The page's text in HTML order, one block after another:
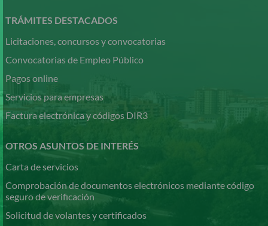
contenido
TRÁMITES DESTACADOS
Licitaciones, concursos y convocatorias
Convocatorias de Empleo Público
Pagos online
Servicios para empresas
Factura electrónica y códigos DIR3
OTROS ASUNTOS DE INTERÉS
Carta de servicios
Comprobación de documentos electrónicos mediante código
seguro de verificación
Solicitud de volantes y certificados